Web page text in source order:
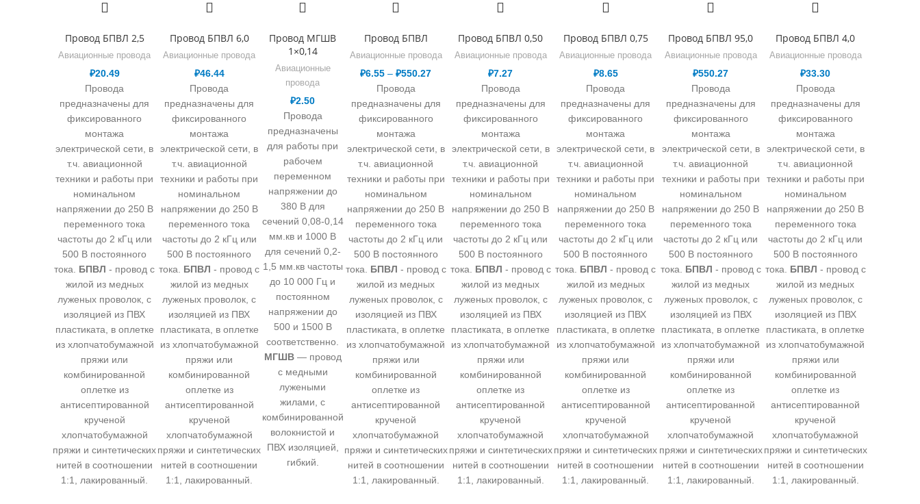
Провод БПВЛ 2,5
Авиационные провода
₽20.49
Провода
предназначены для
фиксированного
монтажа
электрической сети, в
т.ч. авиационной
техники и работы при
номинальном
напряжении до 250 В
переменного тока
частоты до 2 кГц или
500 В постоянного
тока. БПВЛ - провод с
жилой из медных
луженых проволок, с
изоляцией из ПВХ
пластиката, в оплетке
из хлопчатобумажной
пряжи или
комбинированной
оплетке из
антисептированной
крученой
хлопчатобумажной
пряжи и синтетических
нитей в соотношении
1:1, лакированный.
Провод БПВЛ 6,0
Авиационные провода
₽46.44
Провода
предназначены для
фиксированного
монтажа
электрической сети, в
т.ч. авиационной
техники и работы при
номинальном
напряжении до 250 В
переменного тока
частоты до 2 кГц или
500 В постоянного
тока. БПВЛ - провод с
жилой из медных
луженых проволок, с
изоляцией из ПВХ
пластиката, в оплетке
из хлопчатобумажной
пряжи или
комбинированной
оплетке из
антисептированной
крученой
хлопчатобумажной
пряжи и синтетических
нитей в соотношении
1:1, лакированный.
Провод МГШВ
1×0,14
Авиационные
провода
₽2.50
Провода
предназначены
для работы при
рабочем
переменном
напряжении до
380 В для
сечений 0,08-0,14
мм.кв и 1000 В
для сечений 0,2-
1,5 мм.кв частоты
до 10 000 Гц и
постоянном
напряжении до
500 и 1500 В
соответственно.
МГШВ— провод
с медными
лужеными
жилами, с
комбинированной
волокнистой и
ПВХ изоляцией,
гибкий.
Провод БПВЛ
Авиационные провода
₽6.55 –₽550.27
Провода
предназначены для
фиксированного
монтажа
электрической сети, в
т.ч. авиационной
техники и работы при
номинальном
напряжении до 250 В
переменного тока
частоты до 2 кГц или
500 В постоянного
тока. БПВЛ - провод с
жилой из медных
луженых проволок, с
изоляцией из ПВХ
пластиката, в оплетке
из хлопчатобумажной
пряжи или
комбинированной
оплетке из
антисептированной
крученой
хлопчатобумажной
пряжи и синтетических
нитей в соотношении
1:1, лакированный.
Провод БПВЛ 0,50
Авиационные провода
₽7.27
Провода
предназначены для
фиксированного
монтажа
электрической сети, в
т.ч. авиационной
техники и работы при
номинальном
напряжении до 250 В
переменного тока
частоты до 2 кГц или
500 В постоянного
тока. БПВЛ - провод с
жилой из медных
луженых проволок, с
изоляцией из ПВХ
пластиката, в оплетке
из хлопчатобумажной
пряжи или
комбинированной
оплетке из
антисептированной
крученой
хлопчатобумажной
пряжи и синтетических
нитей в соотношении
1:1, лакированный.
Провод БПВЛ 0,75
Авиационные провода
₽8.65
Провода
предназначены для
фиксированного
монтажа
электрической сети, в
т.ч. авиационной
техники и работы при
номинальном
напряжении до 250 В
переменного тока
частоты до 2 кГц или
500 В постоянного
тока. БПВЛ - провод с
жилой из медных
луженых проволок, с
изоляцией из ПВХ
пластиката, в оплетке
из хлопчатобумажной
пряжи или
комбинированной
оплетке из
антисептированной
крученой
хлопчатобумажной
пряжи и синтетических
нитей в соотношении
1:1, лакированный.
Провод БПВЛ 95,0
Авиационные провода
₽550.27
Провода
предназначены для
фиксированного
монтажа
электрической сети, в
т.ч. авиационной
техники и работы при
номинальном
напряжении до 250 В
переменного тока
частоты до 2 кГц или
500 В постоянного
тока. БПВЛ - провод с
жилой из медных
луженых проволок, с
изоляцией из ПВХ
пластиката, в оплетке
из хлопчатобумажной
пряжи или
комбинированной
оплетке из
антисептированной
крученой
хлопчатобумажной
пряжи и синтетических
нитей в соотношении
1:1, лакированный.
Провод БПВЛ 4,0
Авиационные провода
₽33.30
Провода
предназначены для
фиксированного
монтажа
электрической сети, в
т.ч. авиационной
техники и работы при
номинальном
напряжении до 250 В
переменного тока
частоты до 2 кГц или
500 В постоянного
тока. БПВЛ - провод с
жилой из медных
луженых проволок, с
изоляцией из ПВХ
пластиката, в оплетке
из хлопчатобумажной
пряжи или
комбинированной
оплетке из
антисептированной
крученой
хлопчатобумажной
пряжи и синтетических
нитей в соотношении
1:1, лакированный.